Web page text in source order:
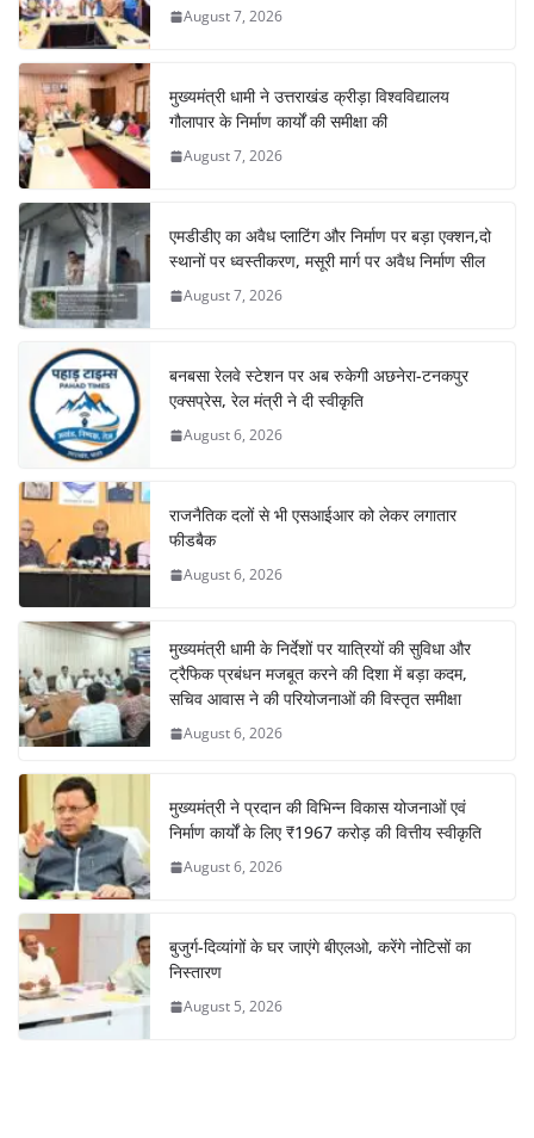
August 7, 2026
मुख्यमंत्री धामी ने उत्तराखंड क्रीड़ा विश्वविद्यालय
गौलापार के निर्माण कार्यों की समीक्षा की
August 7, 2026
एमडीडीए का अवैध प्लाटिंग और निर्माण पर बड़ा एक्शन,दो
स्थानों पर ध्वस्तीकरण, मसूरी मार्ग पर अवैध निर्माण सील
August 7, 2026
बनबसा रेलवे स्टेशन पर अब रुकेगी अछनेरा-टनकपुर
एक्सप्रेस, रेल मंत्री ने दी स्वीकृति
August 6, 2026
राजनैतिक दलों से भी एसआईआर को लेकर लगातार
फीडबैक
August 6, 2026
मुख्यमंत्री धामी के निर्देशों पर यात्रियों की सुविधा और
ट्रैफिक प्रबंधन मजबूत करने की दिशा में बड़ा कदम,
सचिव आवास ने की परियोजनाओं की विस्तृत समीक्षा
August 6, 2026
मुख्यमंत्री ने प्रदान की विभिन्न विकास योजनाओं एवं
निर्माण कार्यों के लिए ₹1967 करोड़ की वित्तीय स्वीकृति
August 6, 2026
बुजुर्ग-दिव्यांगों के घर जाएंगे बीएलओ, करेंगे नोटिसों का
निस्तारण
August 5, 2026